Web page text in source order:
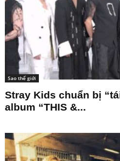
Sao thế giới
Stray Kids chuẩn bị
album “THIS &...